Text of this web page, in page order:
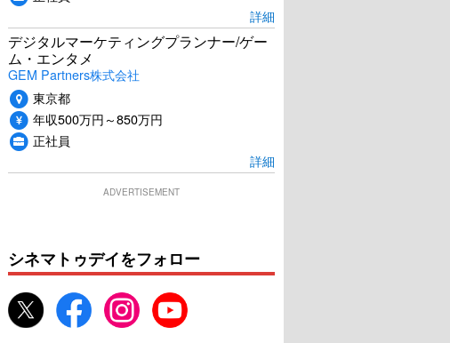
詳細
デジタルマーケティングプランナー/ゲー
ム・エンタメ
GEM Partners株式会社
東京都
年収500万円～850万円
正社員
詳細
ADVERTISEMENT
シネマトゥデイをフォロー